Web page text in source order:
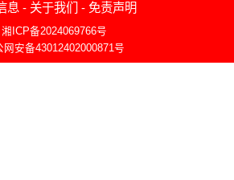
息 - 关于我们 - 免责声明
湘ICP备2024069766号
网安备43012402000871号